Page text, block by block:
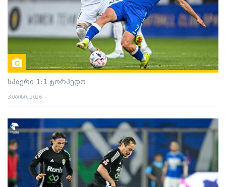
სპაერი 1:1 ტორპედო
3 მაისი. 2026